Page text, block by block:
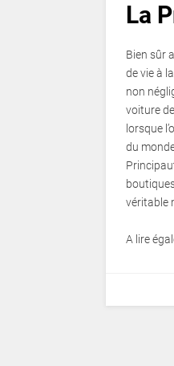
La
Bien sûr
de vie à
non
voiture
lorsque
du
véritable
A lire